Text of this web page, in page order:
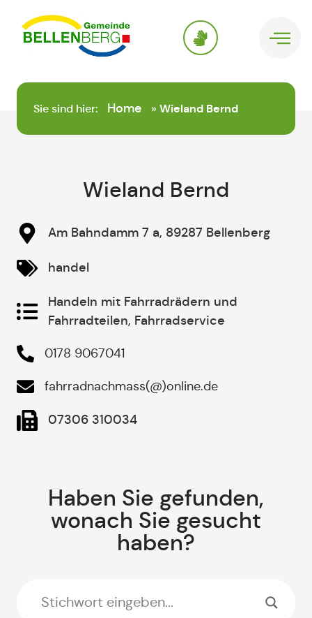
springen
Sie sind hier: Home » Wieland Bernd
Wieland Bernd
Am Bahndamm 7 a, 89287 Bellenberg
handel
Handeln mit Fahrradrädern und
Fahrradteilen, Fahrradservice
0178 9067041
fahrradnachmass(@)online.de
07306 310034
Haben Sie gefunden,
wonach Sie gesucht
haben?